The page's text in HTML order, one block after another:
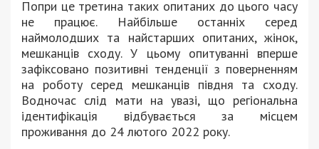
Попри це третина таких опитаних до цього часу
не працює. Найбільше останніх серед
наймолодших та найстарших опитаних, жінок,
мешканців сходу. У цьому опитуванні вперше
зафіксовано позитивні тенденції з поверненням
на роботу серед мешканців півдня та сходу.
Водночас слід мати на увазі, що регіональна
ідентифікація відбувається за місцем
проживання до 24 лютого 2022 року.